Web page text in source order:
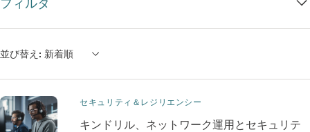
並び替え: 新着順
セキュリティ＆レジリエンシー
キンドリル、ネットワーク運用とセキュリテ